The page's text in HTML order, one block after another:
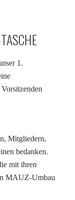
1.
Mitgliedern,
bedanken.
mit ihren
MAUZ-Umbau